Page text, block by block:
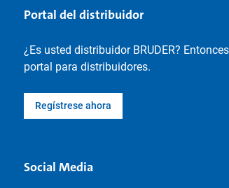
Portal del distribuidor
¿Es usted distribuidor BRUDER?
portal para distribuidores.
Regístrese ahora
Social Media